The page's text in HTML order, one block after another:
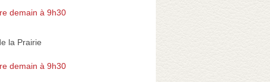
demain à 9h30
la Prairie
demain à 9h30